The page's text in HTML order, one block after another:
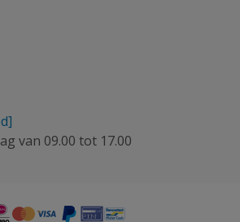
van 09.00 tot 17.00